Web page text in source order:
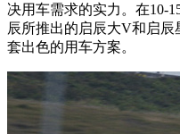
决用车需求的实力。在10-
辰所推出的启辰大V和启
套出色的用车方案。